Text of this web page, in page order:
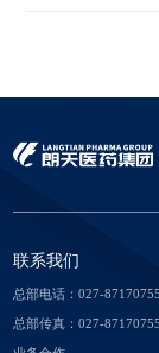
联系我们
总部电话：027-87170755
总部传真：027-87170755